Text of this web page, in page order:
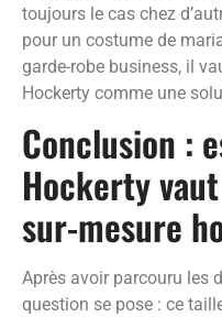
toujours le cas chez
pour un costume de
garde-robe business, il
Hockerty comme une
Conclusion :
Hockerty
sur-mesure
Après avoir parcouru les
question se pose : ce